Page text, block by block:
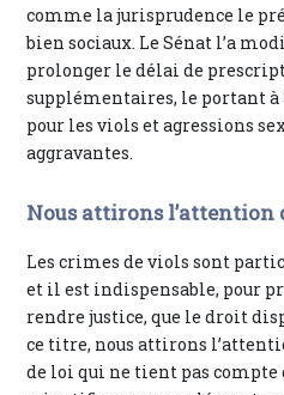
comme la jurisprudence le
bien sociaux. Le Sénat l’a
prolonger le délai de
supplémentaires, le portant à
pour les viols et agressions
aggravantes.
Nous attirons l’attention
Les crimes de viols sont
et il est indispensable, pour
rendre justice, que le droit
ce titre, nous attirons
de loi qui ne tient pas compte